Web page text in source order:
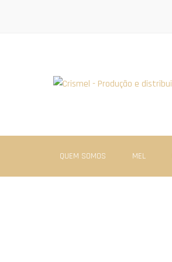
QUEM SOMOS MEL